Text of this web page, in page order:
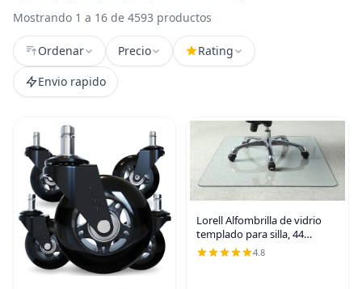
Mostrando 1 a 16 de 4593 productos
Ordenar Precio
Rating
Envio rapido
Lorell Alfombrilla de vidrio
templado para silla, 44
pulgadas de ancho x 50
4.8